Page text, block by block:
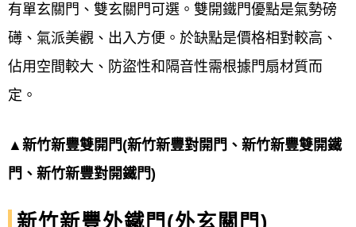
有單玄關門、雙玄關門可選。雙開鐵門優點是氣勢磅
礡、氣派美觀、出入方便。於缺點是價格相對較高、
佔用空間較大、防盜性和隔音性需根據門扇材質而
定。
▲新竹新豐雙開門(新竹新豐對開門、新竹新豐雙開鐵
門、新竹新豐對開鐵門)
新竹新豐外鐵門(外玄關門)